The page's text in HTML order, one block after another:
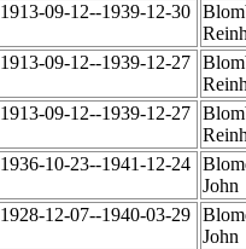
1913-09-12--1939-12-30
1913-09-12--1939-12-27
1913-09-12--1939-12-27
1936-10-23--1941-12-24
John
1928-12-07--1940-03-29
John